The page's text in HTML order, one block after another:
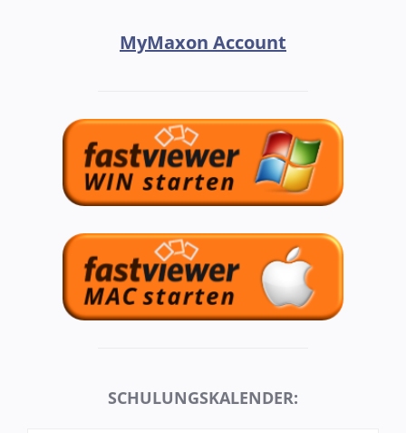
MyMaxon Account
SCHULUNGSKALENDER: